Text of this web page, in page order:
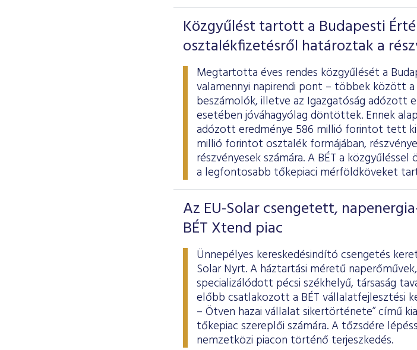
Közgyűlést tartott a Budapesti
osztalékfizetésről határoztak a
Megtartotta éves rendes közgyűlését a
valamennyi napirendi pont – többek között
beszámolók, illetve az Igazgatóság adózott
esetében jóváhagyólag döntöttek. Ennek
adózott eredménye 586 millió forintot tett
millió forintot osztalék formájában,
részvényesek számára. A BÉT a közgyűléssel
a legfontosabb tőkepiaci mérföldköveket
Az EU-Solar csengetett,
BÉT Xtend piac
Ünnepélyes kereskedésindító csengetés
Solar Nyrt. A háztartási méretű
specializálódott pécsi székhelyű, társaság
előbb csatlakozott a BÉT vállalatfejlesztési
– Ötven hazai vállalat sikertörténete” című
tőkepiac szereplői számára. A tőzsdére
nemzetközi piacon történő terjeszkedés.